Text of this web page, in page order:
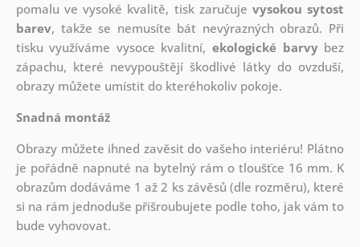
pomalu ve vysoké kvalitě, tisk zaručuje vysokou sytost
barev, takže se nemusíte bát nevýrazných obrazů. Při
tisku využíváme vysoce kvalitní,ekologické barvybez
zápachu, které nevypouštějí škodlivé látky do ovzduší,
obrazy můžete umístit do kteréhokoliv pokoje.
Snadná montáž
Obrazy můžete ihned zavěsit do vašeho interiéru! Plátno
je pořádně napnuté na bytelný rám o tloušťce 16 mm. K
obrazům dodáváme 1 až 2 ks závěsů (dle rozměru), které
si na rám jednoduše přišroubujete podle toho, jak vám to
bude vyhovovat.